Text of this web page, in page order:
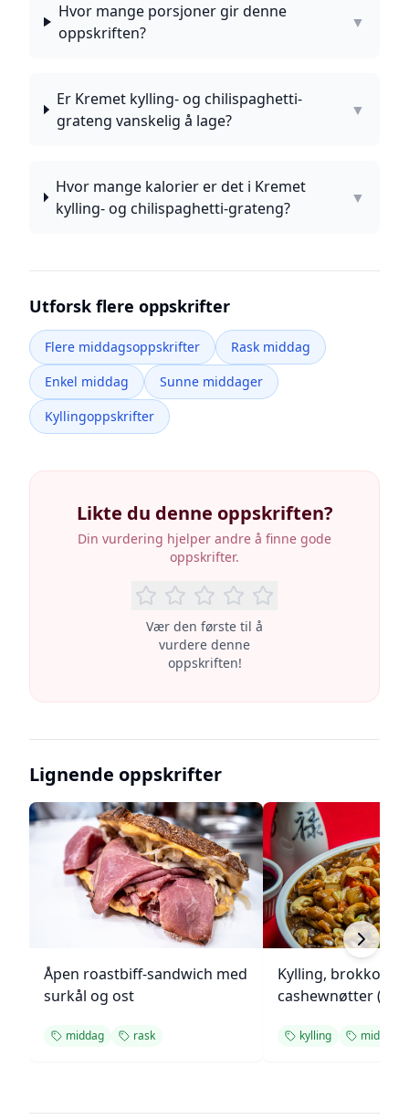
Hvor mange porsjoner gir denne
oppskriften?
▼
Er Kremet kylling- og chilispaghetti-
grateng vanskelig å lage?
▼
Hvor mange kalorier er det i Kremet
kylling- og chilispaghetti-grateng?
▼
Utforsk flere oppskrifter
Flere middagsoppskrifter
Rask middag
Enkel middag
Sunne middager
Kyllingoppskrifter
Likte du denne oppskriften?
Din vurdering hjelper andre å finne gode
oppskrifter.
Vær den første til å
vurdere denne
oppskriften!
Lignende oppskrifter
Åpen roastbiff-sandwich med
surkål og ost
middag rask
Kylling, brokkoli og
cashewnøtter
kylling middag